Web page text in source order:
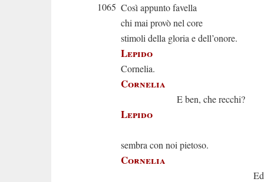
1065 Così appunto favella
chi mai provò nel core
stimoli della gloria e dell’onore.
Lepido
Cornelia.
Cornelia
E ben, che recchi?
Lepido
Il cielo
sembra con noi pietoso.
Cornelia
Ed in qual